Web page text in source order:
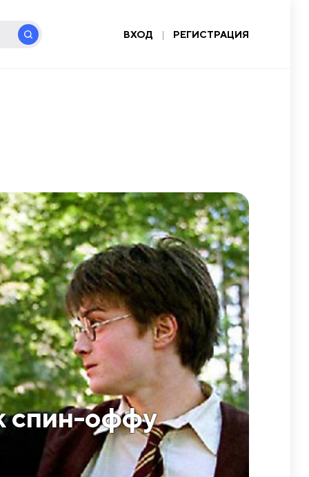
ВХОД | РЕГИСТРАЦИЯ
спин-оффу